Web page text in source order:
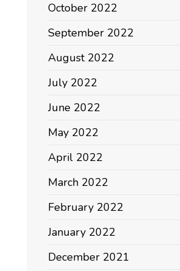
October 2022
September 2022
August 2022
July 2022
June 2022
May 2022
April 2022
March 2022
February 2022
January 2022
December 2021